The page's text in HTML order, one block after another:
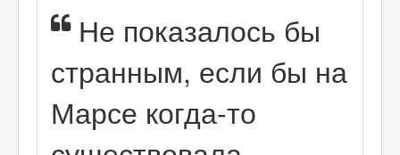
Поиск
Не показалось бы
странным, если бы на
Марсе когда-то